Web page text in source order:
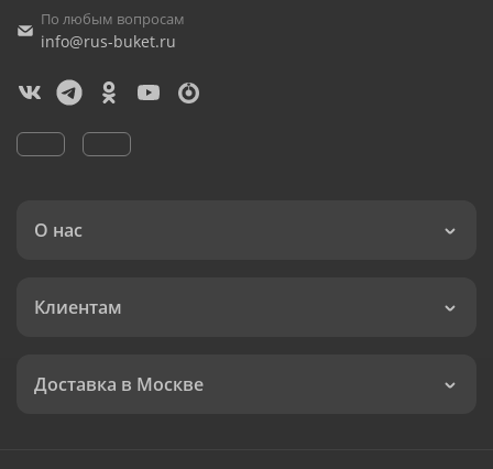
По любым вопросам
info@rus-buket.ru
О нас
Клиентам
Доставка в Москве